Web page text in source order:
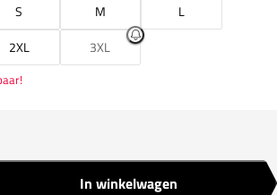
S M
L
2XL 3XL
In winkelwagen